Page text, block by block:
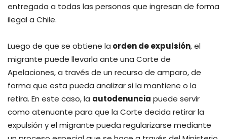
entregada a todas las personas que ingresan de forma
ilegal a Chile.
Luego de que se obtiene la orden de expulsión, el
migrante puede llevarla ante una Corte de
Apelaciones, a través de un recurso de amparo, de
forma que esta pueda analizar si la mantiene o la
retira. En este caso, la autodenuncia puede servir
como atenuante para que la Corte decida retirar la
expulsión y el migrante pueda regularizarse mediante